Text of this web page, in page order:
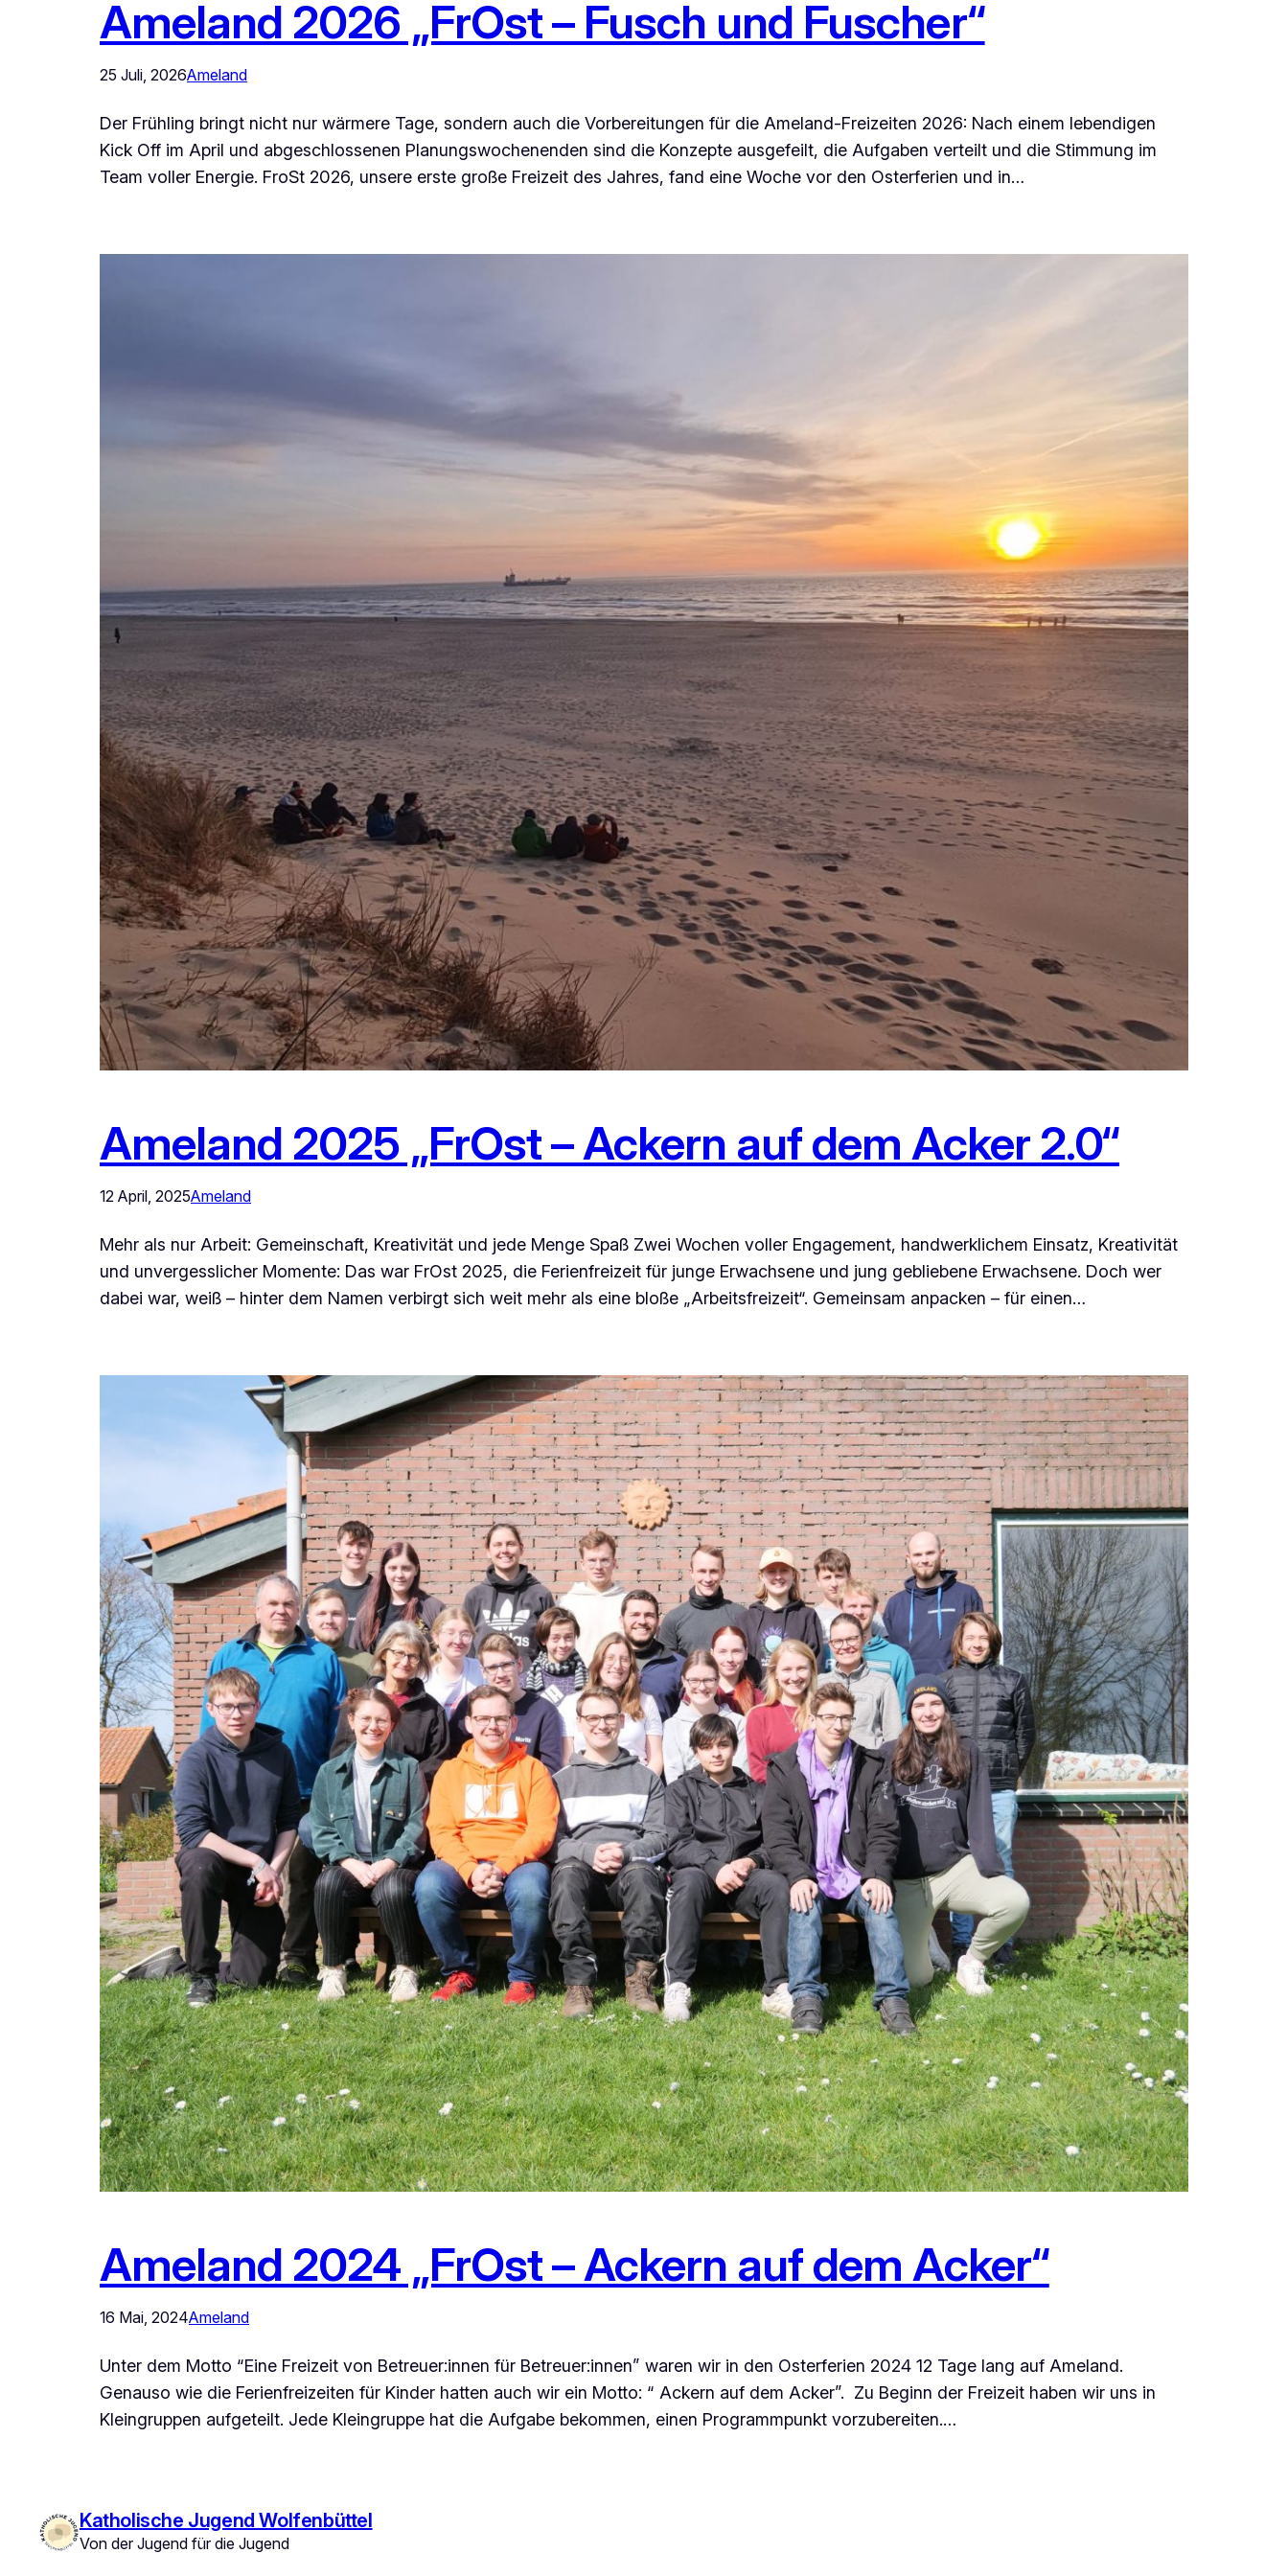
Ameland 2026 „FrOst – Fusch und Fuscher“
25 Juli, 2026Ameland
Der Frühling bringt nicht nur wärmere Tage, sondern auch die Vorbereitungen für die Ameland‑Freizeiten 2026: Nach einem lebendigen
Kick Off im April und abgeschlossenen Planungswochenenden sind die Konzepte ausgefeilt, die Aufgaben verteilt und die Stimmung im
Team voller Energie. FroSt 2026, unsere erste große Freizeit des Jahres, fand eine Woche vor den Osterferien und in…
Ameland 2025 „FrOst – Ackern auf dem Acker 2.0“
12 April, 2025Ameland
Mehr als nur Arbeit: Gemeinschaft, Kreativität und jede Menge Spaß Zwei Wochen voller Engagement, handwerklichem Einsatz, Kreativität
und unvergesslicher Momente: Das war FrOst 2025, die Ferienfreizeit für junge Erwachsene und jung gebliebene Erwachsene. Doch wer
dabei war, weiß – hinter dem Namen verbirgt sich weit mehr als eine bloße „Arbeitsfreizeit“. Gemeinsam anpacken – für einen…
Ameland 2024 „FrOst – Ackern auf dem Acker“
16 Mai, 2024Ameland
Unter dem Motto “Eine Freizeit von Betreuer:innen für Betreuer:innen” waren wir in den Osterferien 2024 12 Tage lang auf Ameland.
Genauso wie die Ferienfreizeiten für Kinder hatten auch wir ein Motto: “ Ackern auf dem Acker”. Zu Beginn der Freizeit haben wir uns in
Kleingruppen aufgeteilt. Jede Kleingruppe hat die Aufgabe bekommen, einen Programmpunkt vorzubereiten.…
Katholische Jugend Wolfenbüttel
Von der Jugend für die Jugend